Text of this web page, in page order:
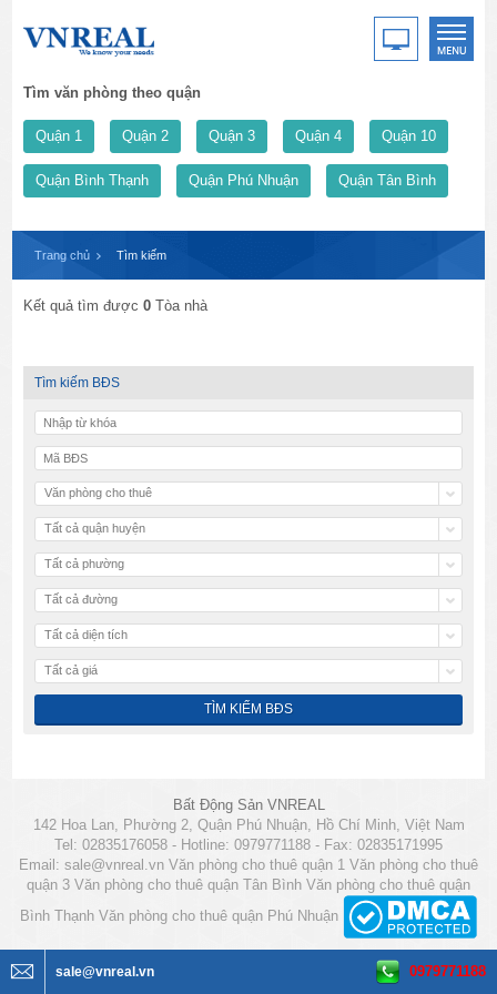
Tìm văn phòng theo quận
Quận 1 Quận 2 Quận 3 Quận 4 Quận 10
Quận Bình Thạnh Quận Phú Nhuận Quận Tân Bình
Trang chủ Tìm kiếm
Kết quả tìm được0 Tòa nhà
Tìm kiếm BĐS
Văn phòng cho thuê
Tất cả quận huyện
Tất cả phường
Tất cả đường
Tất cả diện tích
Tất cả giá
Bất Động Sản VNREAL
142 Hoa Lan, Phường 2, Quận Phú Nhuận, Hồ Chí Minh, Việt Nam
Tel: 02835176058 - Hotline: 0979771188 - Fax: 02835171995
Email: sale@vnreal.vn Văn phòng cho thuê quận 1 Văn phòng cho thuê
quận 3 Văn phòng cho thuê quận Tân Bình Văn phòng cho thuê quận
Bình Thạnh Văn phòng cho thuê quận Phú Nhuận
sale@vnreal.vn 0979771188